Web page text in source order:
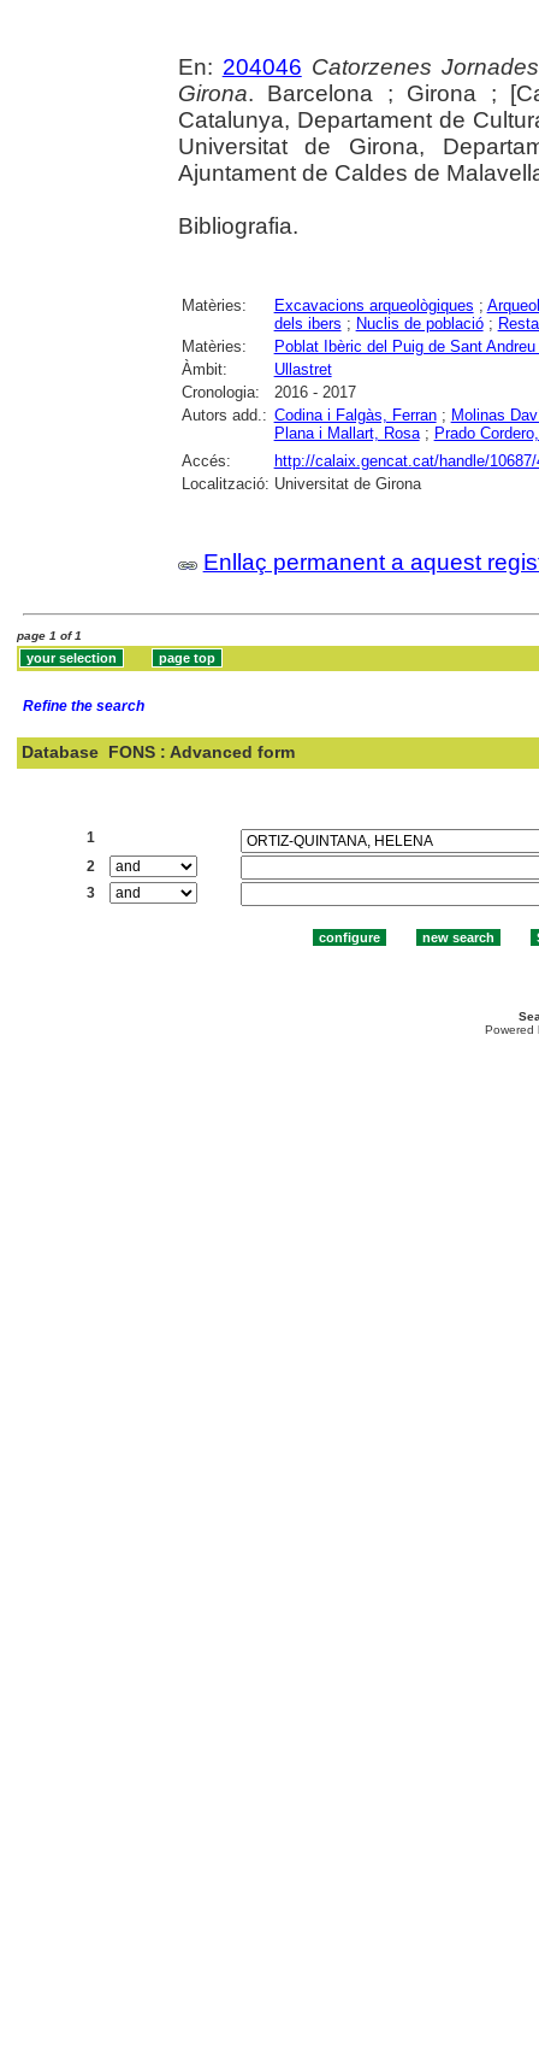
En: 204046 Catorzenes
Girona. Barcelona ; Girona ;
Catalunya, Departament de
Universitat de Girona,
Ajuntament de Caldes de
Bibliografia.
Matèries: Excavacions arqueològiques ;
dels ibers ; Nuclis de població;
Matèries:
Poblat Ibèric del Puig de Sant
Àmbit:
Ullastret
Cronologia:
2016 - 2017
Autors add.: Codina i Falgàs, Ferran; Molinas
Plana i Mallart, Rosa; Prado
Accés:
http://calaix.gencat.cat/handle/10687/
Localització: Universitat de Girona
Enllaç permanent a aquest
page 1 of 1
Refine the search
Database FONS : Advanced form
1
2
3
Powered